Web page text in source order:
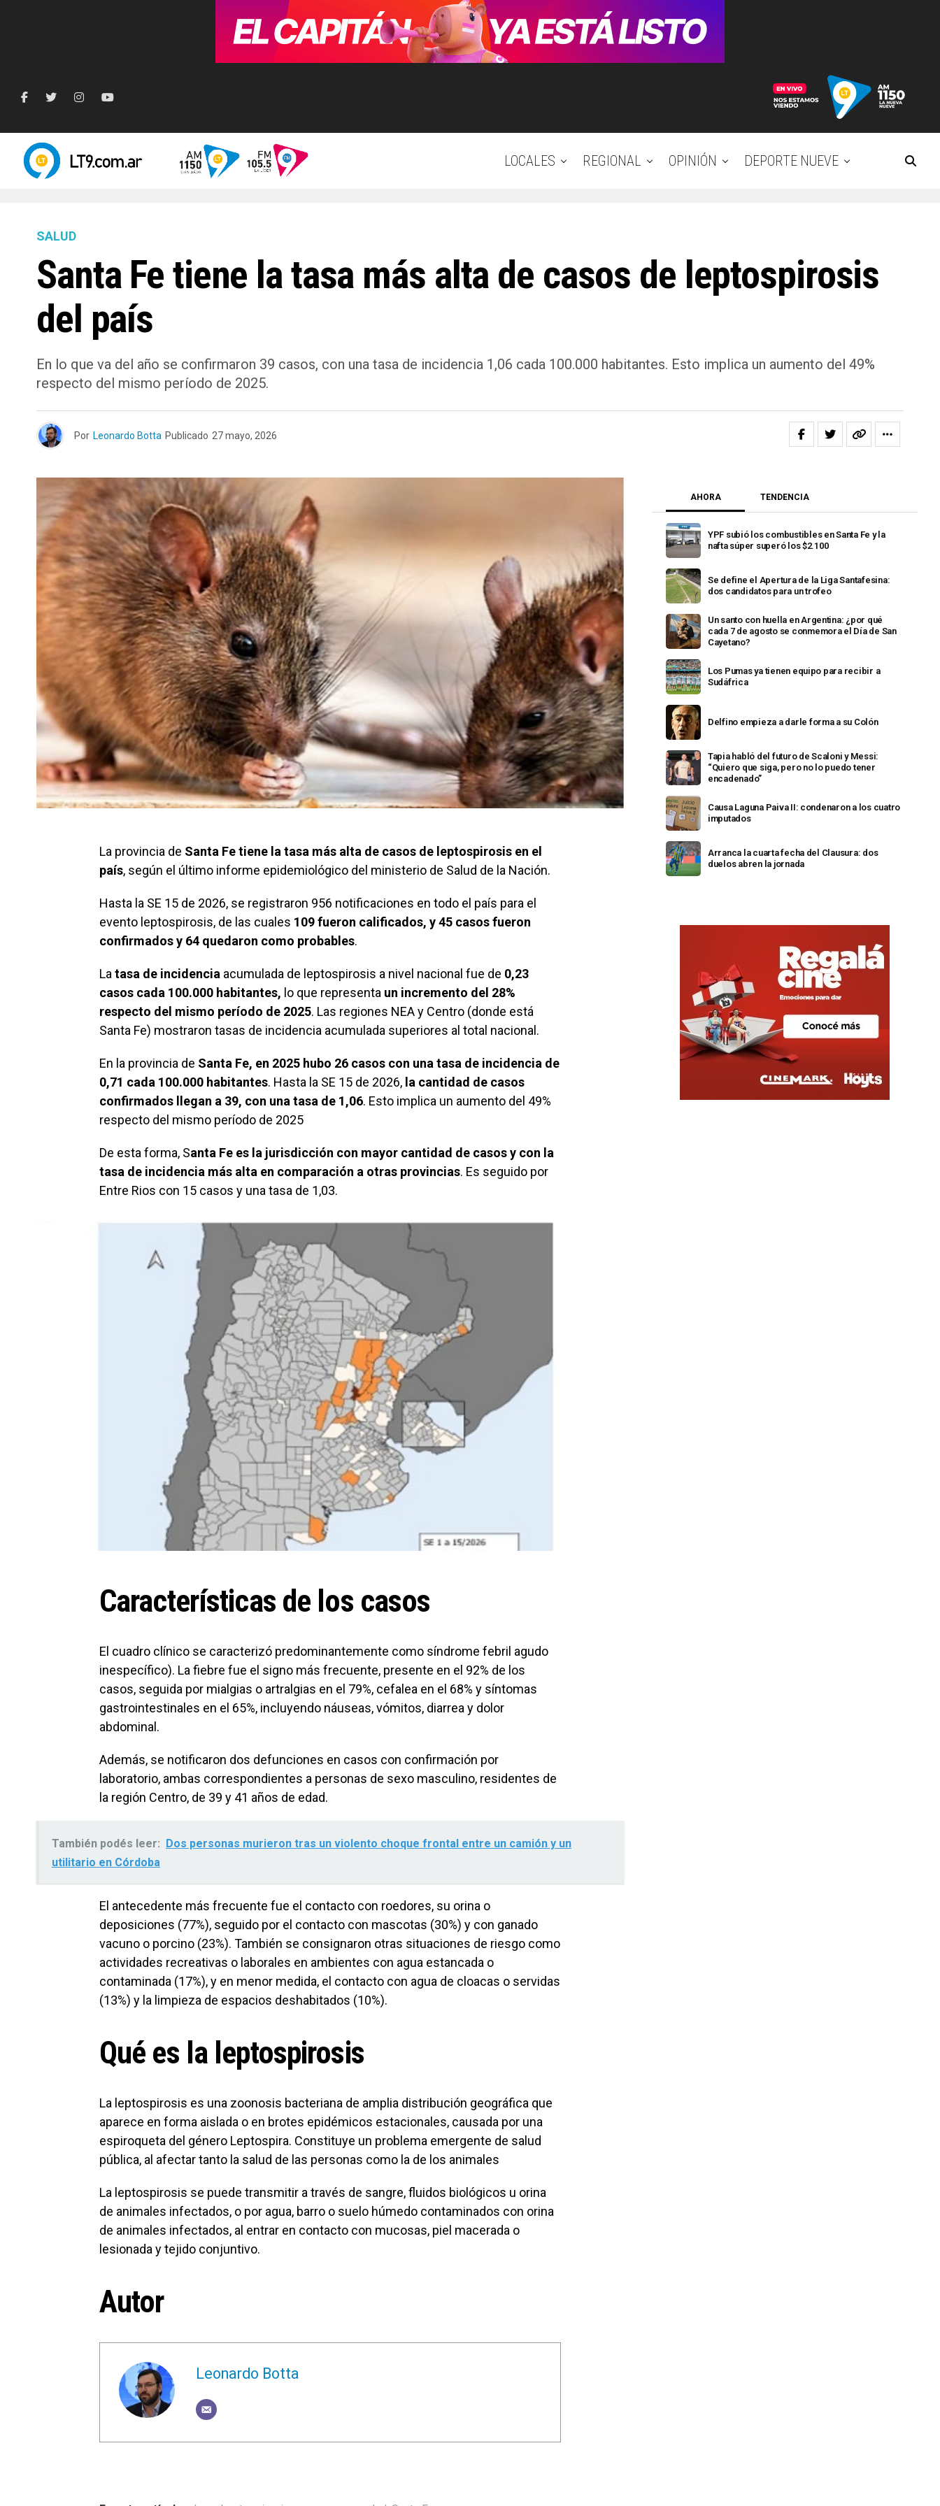
LOCALES REGIONAL OPINIÓN DEPORTE NUEVE
SALUD
Santa Fe tiene la tasa más alta de casos de leptospirosis
del país
En lo que va del año se confirmaron 39 casos, con una tasa de incidencia 1,06 cada 100.000 habitantes. Esto implica un aumento del 49%
respecto del mismo período de 2025.
Por Leonardo Botta Publicado 27 mayo, 2026
La provincia de Santa Fe tiene la tasa más alta de casos de leptospirosis en el
país, según el último informe epidemiológico del ministerio de Salud de la Nación.
Hasta la SE 15 de 2026, se registraron 956 notificaciones en todo el país para el
evento leptospirosis, de las cuales 109 fueron calificados, y 45 casos fueron
confirmados y 64 quedaron como probables.
La tasa de incidencia acumulada de leptospirosis a nivel nacional fue de 0,23
casos cada 100.000 habitantes, lo que representa un incremento del 28%
respecto del mismo período de 2025. Las regiones NEA y Centro (donde está
Santa Fe) mostraron tasas de incidencia acumulada superiores al total nacional.
En la provincia de Santa Fe, en 2025 hubo 26 casos con una tasa de incidencia de
0,71 cada 100.000 habitantes. Hasta la SE 15 de 2026, la cantidad de casos
confirmados llegan a 39, con una tasa de 1,06. Esto implica un aumento del 49%
respecto del mismo período de 2025
De esta forma, Santa Fe es la jurisdicción con mayor cantidad de casos y con la
tasa de incidencia más alta en comparación a otras provincias. Es seguido por
Entre Rios con 15 casos y una tasa de 1,03.
Características de los casos
El cuadro clínico se caracterizó predominantemente como síndrome febril agudo
inespecífico). La fiebre fue el signo más frecuente, presente en el 92% de los
casos, seguida por mialgias o artralgias en el 79%, cefalea en el 68% y síntomas
gastrointestinales en el 65%, incluyendo náuseas, vómitos, diarrea y dolor
abdominal.
Además, se notificaron dos defunciones en casos con confirmación por
laboratorio, ambas correspondientes a personas de sexo masculino, residentes de
la región Centro, de 39 y 41 años de edad.
También podés leer: Dos personas murieron tras un violento choque frontal entre un camión y un
utilitario en Córdoba
El antecedente más frecuente fue el contacto con roedores, su orina o
deposiciones (77%), seguido por el contacto con mascotas (30%) y con ganado
vacuno o porcino (23%). También se consignaron otras situaciones de riesgo como
actividades recreativas o laborales en ambientes con agua estancada o
contaminada (17%), y en menor medida, el contacto con agua de cloacas o servidas
(13%) y la limpieza de espacios deshabitados (10%).
Qué es la leptospirosis
La leptospirosis es una zoonosis bacteriana de amplia distribución geográfica que
aparece en forma aislada o en brotes epidémicos estacionales, causada por una
espiroqueta del género Leptospira. Constituye un problema emergente de salud
pública, al afectar tanto la salud de las personas como la de los animales
La leptospirosis se puede transmitir a través de sangre, fluidos biológicos u orina
de animales infectados, o por agua, barro o suelo húmedo contaminados con orina
de animales infectados, al entrar en contacto con mucosas, piel macerada o
lesionada y tejido conjuntivo.
Autor
Leonardo Botta
AHORA TENDENCIA
YPF subió los combustibles en Santa Fe y la
nafta súper superó los $2.100
Se define el Apertura de la Liga Santafesina:
dos candidatos para un trofeo
Un santo con huella en Argentina: ¿por qué
cada 7 de agosto se conmemora el Día de San
Cayetano?
Los Pumas ya tienen equipo para recibir a
Sudáfrica
Delfino empieza a darle forma a su Colón
Tapia habló del futuro de Scaloni y Messi:
“Quiero que siga, pero no lo puedo tener
encadenado”
Causa Laguna Paiva II: condenaron a los cuatro
imputados
Arranca la cuarta fecha del Clausura: dos
duelos abren la jornada